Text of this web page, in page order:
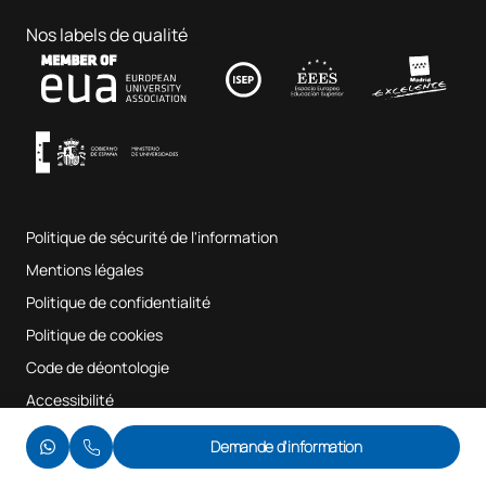
Sciences de l'éducation
Musique et arts du spectacle
Fab Lab UAX
Salles de musique
Contact
Conditions générales d'utilisation
Système interne d'assurance qualité
Plan du site
Nos labels de qualité
© UAX 2026
Politique de sécurité de l'information
Mentions légales
Politique de confidentialité
Politique de cookies
Code de déontologie
Accessibilité
Demande d'information